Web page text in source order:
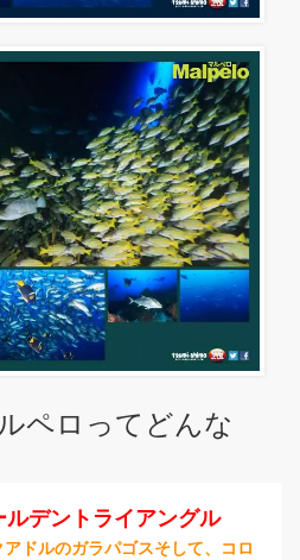
ペロってどんな
ルデントライアングル
ドルのガラパゴスそして、コロ